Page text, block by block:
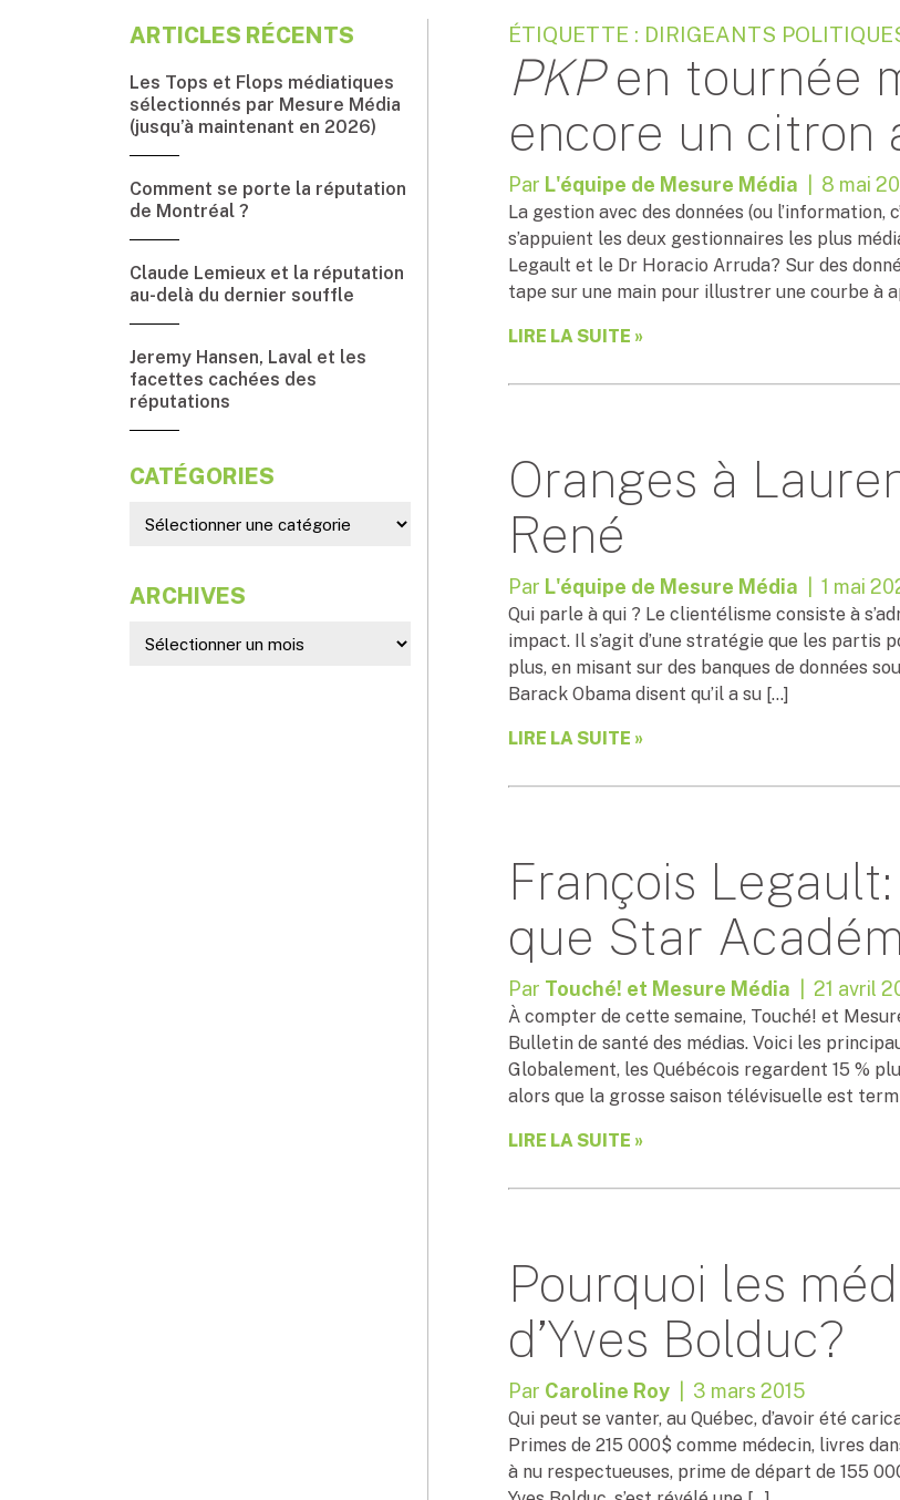
ARTICLES RÉCENTS
Les Tops et Flops médiatiques
sélectionnés par Mesure Média
(jusqu’à maintenant en 2026)
Comment se porte la réputation
de Montréal ?
Claude Lemieux et la réputation
au-delà du dernier souffle
Jeremy Hansen, Laval et les
facettes cachées des
réputations
CATÉGORIES
ARCHIVES
ÉTIQUETTE : DIRIGEANTS
PKPen tournée
encore un citron
Par L'équipe de Mesure Média | 8 mai
La gestion avec des données (ou
s’appuient les deux gestionnaires les plus
Legault et le Dr Horacio Arruda? Sur des
tape sur une main pour illustrer une courbe à
LIRE LA SUITE »
Oranges à
René
Par L'équipe de Mesure Média | 1 mai
Qui parle à qui ? Le clientélisme consiste à
impact. Il s’agit d’une stratégie que les
plus, en misant sur des banques de données
Barack Obama disent qu’il a su […]
LIRE LA SUITE »
François
que Star
Par Touché! et Mesure Média | 21 avril
À compter de cette semaine, Touché! et
Bulletin de santé des médias. Voici les
Globalement, les Québécois regardent 15 %
alors que la grosse saison télévisuelle est
LIRE LA SUITE »
Pourquoi les
d’Yves Bolduc?
Par Caroline Roy | 3 mars 2015
Qui peut se vanter, au Québec, d’avoir été
Primes de 215 000$ comme médecin, livres
à nu respectueuses, prime de départ de 155